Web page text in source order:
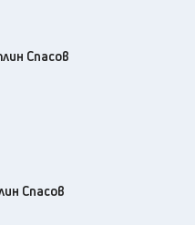
Спасов
Спасов